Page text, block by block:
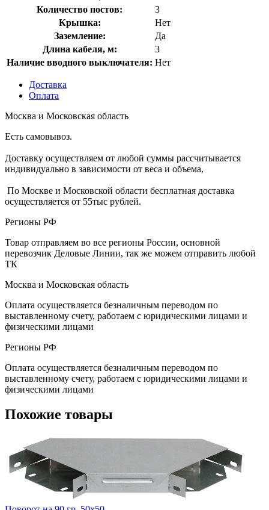
Количество постов:
3
Крышка:
Нет
Заземление:
Да
Длина кабеля, м:
3
Наличие вводного выключателя: Нет
Доставка
Оплата
Москва и Московская область
Есть самовывоз.
Доставку осуществляем от любой суммы рассчитывается
индивидуально в зависимости от веса и объема,
По Москве и Московской области бесплатная доставка
осуществляется от 55тыс рублей.
Регионы РФ
Товар отправляем во все регионы России, основной
перевозчик Деловые Линии, так же можем отправить любой
ТК
Москва и Московская область
Оплата осуществляется безналичным переводом по
выставленному счету, работаем с юридическими лицами и
физическими лицами
Регионы РФ
Оплата осуществляется безналичным переводом по
выставленному счету, работаем с юридическими лицами и
физическими лицами
Похожие товары